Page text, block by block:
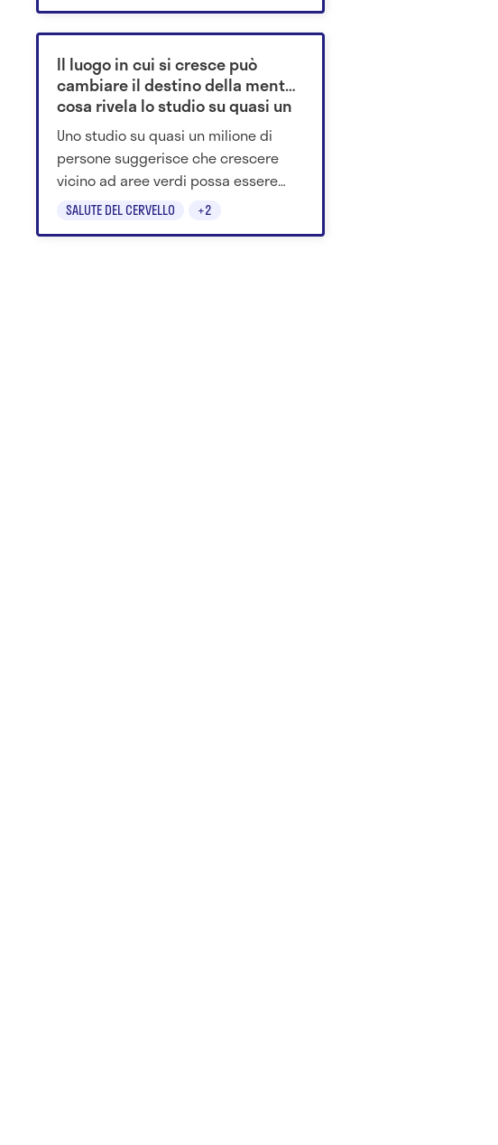
SALUTE DEL CERVELLO +2
Il luogo in cui si cresce può
cambiare il destino della mente:
cosa rivela lo studio su quasi un
milione di persone
Uno studio su quasi un milione di
persone suggerisce che crescere
vicino ad aree verdi possa essere
associato a un minor rischio di